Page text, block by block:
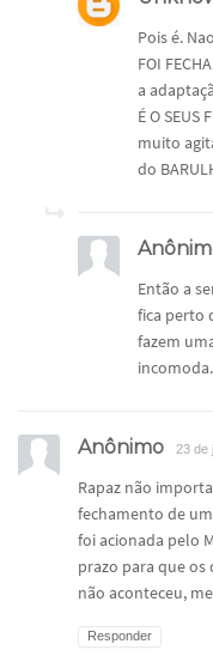
Pois é.
FOI
a
É O
muito
do
Então a
fica perto
fazem
Anônimo 23 de
Rapaz não
fechamento de
foi acionada pelo
prazo para que os
não aconteceu,
Responder